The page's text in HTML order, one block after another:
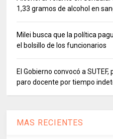
1,33 gramos de alcohol en
Milei busca que la política
el bolsillo de los funcionarios
El Gobierno convocó a
paro docente por tiempo
MAS RECIENTES